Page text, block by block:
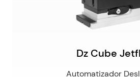
Dz Cube
Automatizador